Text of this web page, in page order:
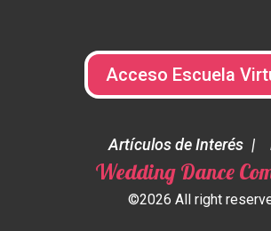
Acceso Escuela
Artículos de Interés
Wedding Dance
©2026 All right